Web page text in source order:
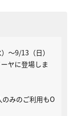
～9/13（日）
ヤに登場しま
みのご利用もO